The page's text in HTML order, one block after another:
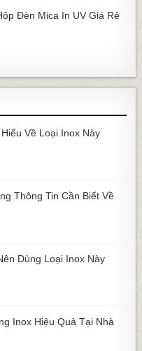
Đèn Mica In UV Giá Rẻ
Về Loại Inox Này
Thông Tin Cần Biết Về
Dùng Loại Inox Này
Inox Hiệu Quả Tại Nhà